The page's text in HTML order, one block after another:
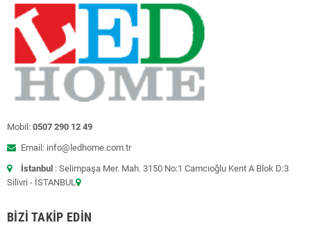
Mobil: 0507 290 12 49
Email: info@ledhome.com.tr
İstanbul : Selimpaşa Mer. Mah. 3150 No:1 Camcıoğlu Kent A Blok D:3
Silivri - İSTANBUL
BIZI TAKIP EDIN